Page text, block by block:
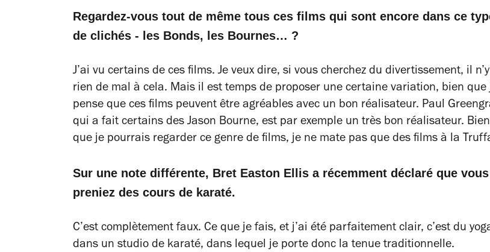
Regardez-vous tout de même tous ces films qui sont encore dans ce
de clichés - les Bonds, les Bournes… ?
J’ai vu certains de ces films. Je veux dire, si vous cherchez du divertissement, il
rien de mal à cela. Mais il est temps de proposer une certaine variation, bien que
pense que ces films peuvent être agréables avec un bon réalisateur. Paul
qui a fait certains des Jason Bourne, est par exemple un très bon réalisateur.
que je pourrais regarder ce genre de films, je ne mate pas que des films à la
Sur une note différente, Bret Easton Ellis a récemment déclaré que vous
preniez des cours de karaté.
C’est complètement faux. Ce que je fais, et j’ai été parfaitement clair, c’est du
dans un studio de karaté, dans lequel je porte donc la tenue traditionnelle.